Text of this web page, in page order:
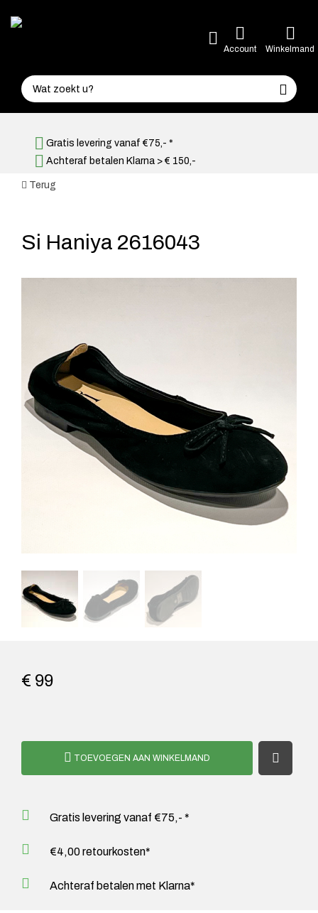
Account Winkelmand
Gratis levering vanaf €75,- *
Achteraf betalen Klarna > € 150,-
Terug
Si Haniya 2616043
€ 99
TOEVOEGEN AAN WINKELMAND
Gratis levering vanaf €75,- *
€4,00 retourkosten*
Achteraf betalen met Klarna*